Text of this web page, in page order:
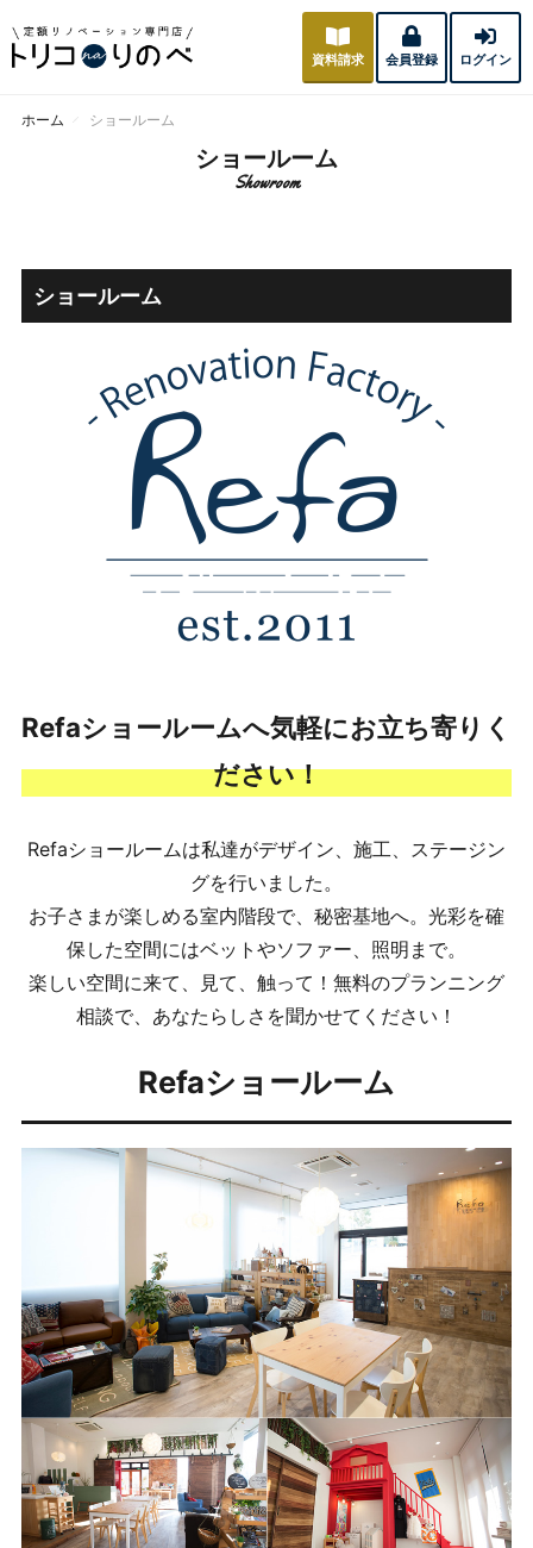
資料請求 会員登録 ログイン
ホーム ショールーム
ショールーム
Showroom
ショールーム
Refaショールームへ気軽にお立ち寄りく
ださい！
Refaショールームは私達がデザイン、施工、ステージン
グを行いました。
お子さまが楽しめる室内階段で、秘密基地へ。光彩を確
保した空間にはベットやソファー、照明まで。
楽しい空間に来て、見て、触って！無料のプランニング
相談で、あなたらしさを聞かせてください！
Refaショールーム